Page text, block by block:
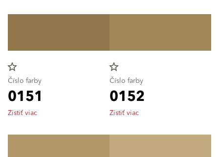
star_border
Číslo farby
0151
Zistiť viac
star_border
Číslo farby
0152
Zistiť viac